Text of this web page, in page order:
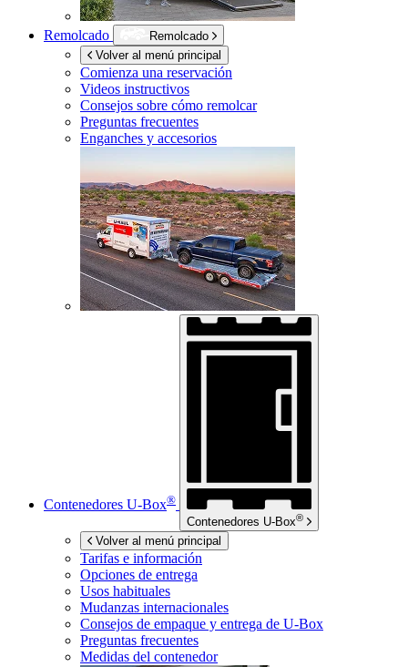
Remolcado
Remolcado
Volver al menú principal
Comienza una reservación
Videos instructivos
Consejos sobre cómo remolcar
Preguntas frecuentes
Enganches y accesorios
Contenedores U-Box®
Contenedores U-Box®
Volver al menú principal
Tarifas e información
Opciones de entrega
Usos habituales
Mudanzas internacionales
Consejos de empaque y entrega de U-Box
Preguntas frecuentes
Medidas del contenedor